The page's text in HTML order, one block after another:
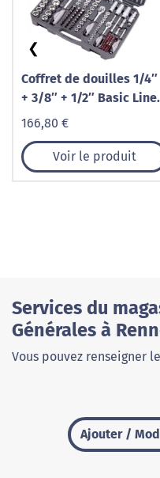
Coffret de douilles 1/4″
+ 3/8″ + 1/2″ Basic Line
200 pcs KRAFTWERK
166,80 €
Voir le produit
❮
Services du
Générales à
Vous pouvez renseigner
Ajouter /